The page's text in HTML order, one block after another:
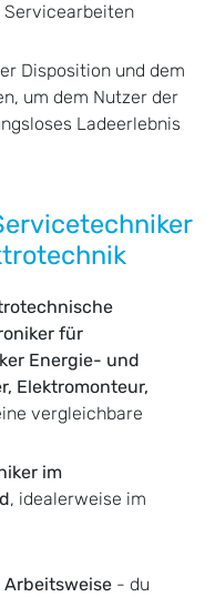
Servicearbeiten
Disposition und dem
um dem Nutzer der
Ladeerlebnis
für
Energie- und
Elektromonteur,
vergleichbare
im
, idealerweise im
- du